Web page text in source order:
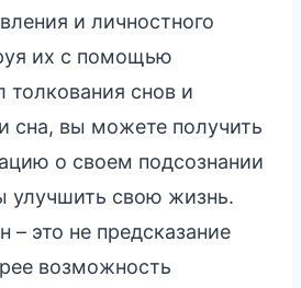
и личностного
их с помощью
снов и
сна, вы можете получить
о своем подсознании
улучшить свою жизнь.
– это не предсказание
возможность